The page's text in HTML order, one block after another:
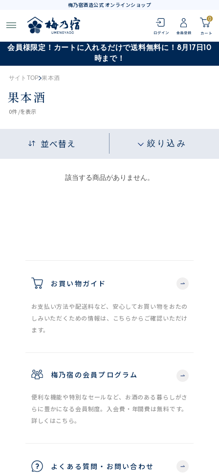
梅乃宿酒造公式 オンラインショップ
0
会員様限定！カートに入れるだけで送料無料に！8月17日10
時まで！
サイトTOP 果本酒
果本酒
0件 /を表示
並べ替え 絞り込み
該当する商品がありません。
お買い物ガイド
お支払い方法や配送料など、安心してお買い物をおたの
しみいただくための情報は、こちらからご確認いただけ
ます。
梅乃宿の会員プログラム
便利な機能や特別なセールなど、お酒のある暮らしがさ
らに豊かになる会員制度。入会費・年間費は無料です。
詳しくはこちら。
よくある質問・お問い合わせ